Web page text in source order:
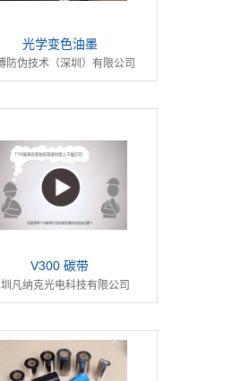
光学变色油墨
防伪技术（深圳）有限公司
V300 碳带
凡纳克光电科技有限公司